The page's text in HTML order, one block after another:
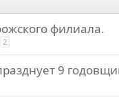
филиала.
2
9